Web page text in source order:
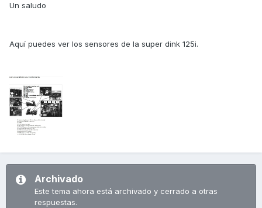
Un saludo
Aquí puedes ver los sensores de la super dink 125i.
Archivado
Este tema ahora está archivado y cerrado a otras
respuestas.